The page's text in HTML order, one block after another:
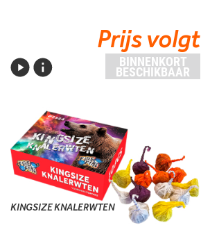
Prijs volgt
BINNENKORT
BESCHIKBAAR
KINGSIZE KNALERWTEN